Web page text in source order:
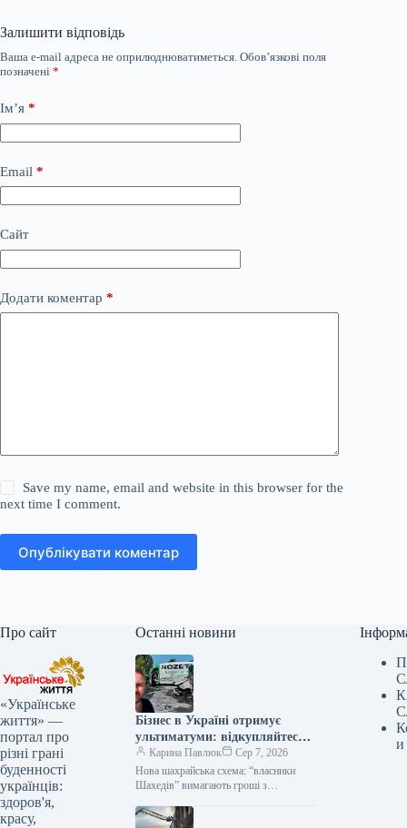
Залишити відповідь
Ваша e-mail адреса не оприлюднюватиметься. Обов’язкові поля
позначені *
Ім’я *
Email *
Сайт
Додати коментар *
Save my name, email and website in this browser for the
next time I comment.
Опублікувати коментар
Про сайт
«Українське
життя» —
портал про
різні грані
буденності
українців:
здоров'я,
красу,
Останні новини
Бізнес в Україні отримує
ультиматуми: відкупляйтеся
від атак або втратите все
Карина Павлюк
Сер 7, 2026
Нова шахрайська схема: “власники
Шахедів” вимагають гроші з
підприємці стали об’єктами нової
и